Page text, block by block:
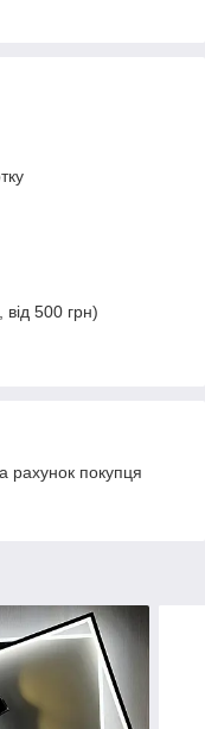
від 500 грн)
рахунок покупця